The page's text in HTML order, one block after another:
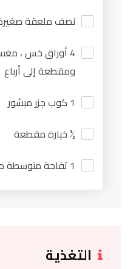
نصف ملعقة صغيرة
4 أوراق خس ،
ومقطعة إلى أرباع
1 كوب جزر مبشور
½ خيارة مقطعة
1 تفاحة متوسطة مقطعة إلى شرائح
التغذية